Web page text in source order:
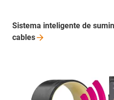
Sistema inteligente de
cables